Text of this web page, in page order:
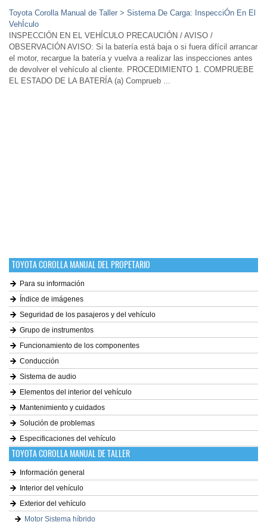
Toyota Corolla Manual de Taller > Sistema De Carga: InspecciÓn En El
VehÍculo
INSPECCIÓN EN EL VEHÍCULO PRECAUCIÓN / AVISO /
OBSERVACIÓN AVISO: Si la batería está baja o si fuera difícil arrancar
el motor, recargue la batería y vuelva a realizar las inspecciones antes
de devolver el vehículo al cliente. PROCEDIMIENTO 1. COMPRUEBE
EL ESTADO DE LA BATERÍA (a) Comprueb ...
TOYOTA COROLLA MANUAL DEL PROPETARIO
Para su información
Índice de imágenes
Seguridad de los pasajeros y del vehículo
Grupo de instrumentos
Funcionamiento de los componentes
Conducción
Sistema de audio
Elementos del interior del vehículo
Mantenimiento y cuidados
Solución de problemas
Especificaciones del vehículo
TOYOTA COROLLA MANUAL DE TALLER
Información general
Interior del vehículo
Exterior del vehículo
Motor Sistema híbrido